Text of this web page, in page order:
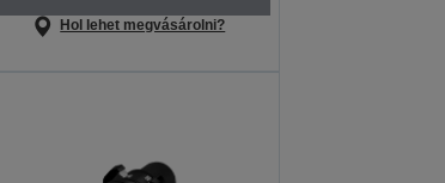
Hol lehet megvásárolni?